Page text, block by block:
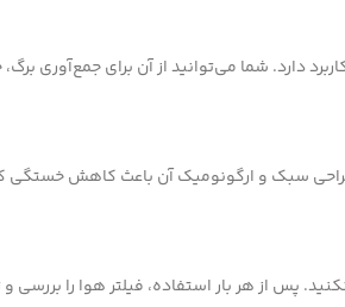
دارد. شما می‌توانید از آن برای جمع‌آوری
سبک و ارگونومیک آن باعث کاهش خستگی